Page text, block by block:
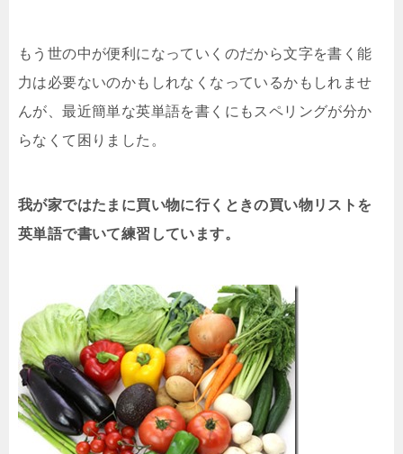
もう世の中が便利になっていくのだから文字を書く能
力は必要ないのかもしれなくなっているかもしれませ
んが、最近簡単な英単語を書くにもスペリングが分か
らなくて困りました。
我が家ではたまに買い物に行くときの買い物リストを
英単語で書いて練習しています。